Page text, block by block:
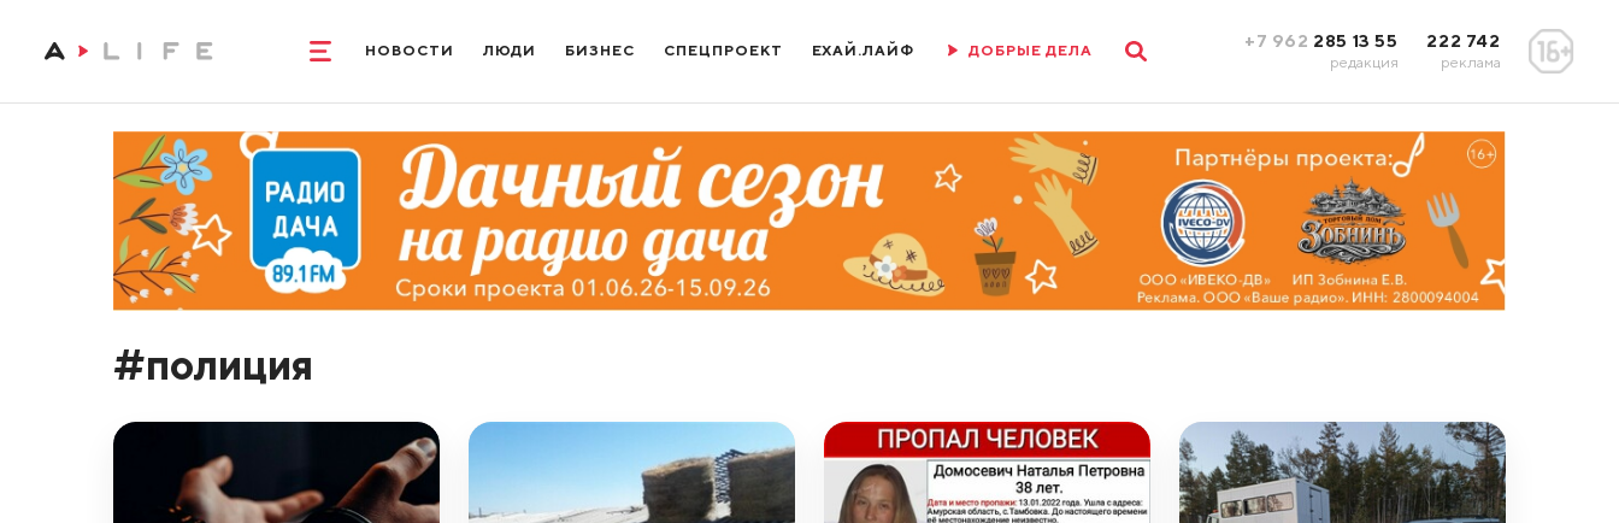
НОВОСТИ ЛЮДИ БИЗНЕС СПЕЦПРОЕКТ ЕХАЙ.ЛАЙФ ДОБРЫЕ ДЕЛА +7 962 285 13 55
редакция
222 742
реклама
#полиция